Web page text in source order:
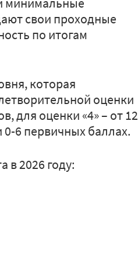
свои проходные
по итогам
которая
оценки
для оценки «4» – от 12
0-6 первичных баллах.
в 2026 году: